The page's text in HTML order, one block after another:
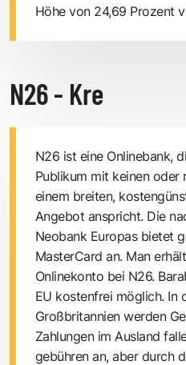
Höhe von 24,69 Prozent
N26 - Kre
N26 ist eine Onlinebank,
Publikum mit keinen oder
einem breiten,
Angebot anspricht. Die
Neobank Europas bietet
MasterCard an. Man
Onlinekonto bei N26.
EU kostenfrei möglich. In
Großbritannien werden
Zahlungen im Ausland
gebühren an, aber durch